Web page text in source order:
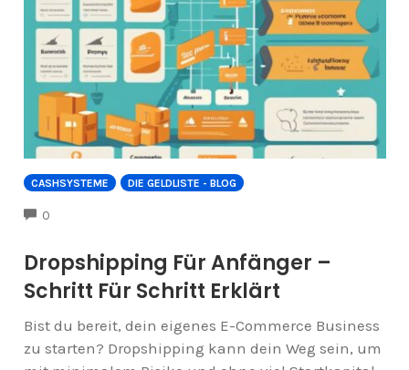
CASHSYSTEME DIE GELDLISTE - BLOG
0
Dropshipping Für Anfänger –
Schritt Für Schritt Erklärt
Bist du bereit, dein eigenes E-Commerce Business
zu starten? Dropshipping kann dein Weg sein, um